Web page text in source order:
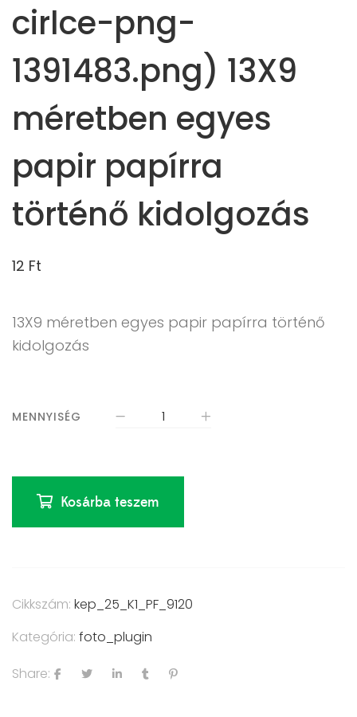
cirlce-png-
1391483.png) 13X9
méretben egyes
papir papírra
történő kidolgozás
12 Ft
13X9 méretben egyes papir papírra történő
kidolgozás
MENNYISÉG
Kosárba teszem
Cikkszám: kep_25_K1_PF_9120
Kategória: foto_plugin
Share: